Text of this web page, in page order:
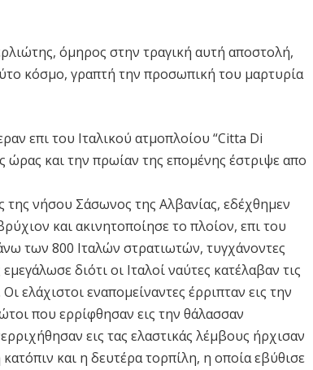
όμηρος στην τραγική αυτή αποστολή,
κόσμο, γραπτή την προσωπική του μαρτυρία
επι του Ιταλικού ατμοπλοίου “Citta Di
ώρας και την πρωίαν της επομένης έστριψε απο
νήσου Σάσωνος της Αλβανίας, εδέχθημεν
και ακινητοποίησε το πλοίον, επι του
των 800 Ιταλών στρατιωτών, τυγχάνοντες
διότι οι Ιταλοί ναύτες κατέλαβαν τις
ελάχιστοι εναπομείναντες έρριπταν εις την
που ερρίφθησαν εις την θάλασσαν
εις τας ελαστικάς λέμβους ήρχισαν
και η δευτέρα τορπίλη, η οποία εβύθισε